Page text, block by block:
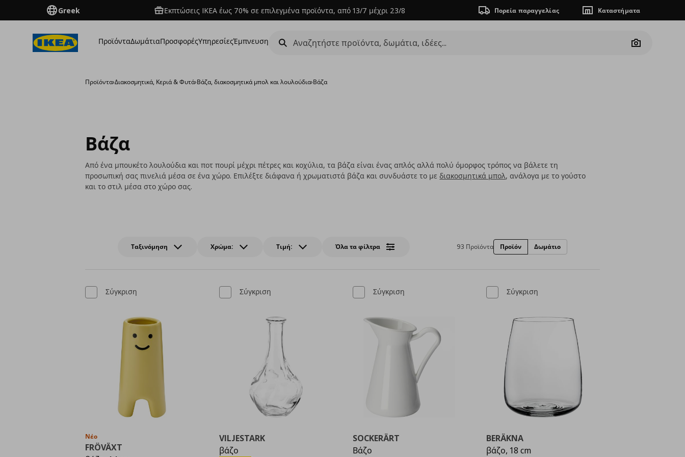
Greek Εκπτώσεις IKEA έως 70% σε επιλεγμένα προϊόντα, από 13/7 μέχρι 23/8 Πορεία παραγγελίας Καταστήματα
ΠροϊόνταΔωμάτιαΠροσφορέςΥπηρεσίεςΈμπνευση
Camera
Προϊόντα›Διακοσμητικά, Κεριά & Φυτά›Βάζα, διακοσμητικά μπολ και λουλούδια›Βάζα
Βάζα
Από ένα μπουκέτο λουλούδια και ποτ πουρί μέχρι πέτρες και κοχύλια, τα βάζα είναι ένας απλός αλλά πολύ όμορφος τρόπος να βάλετε τη
προσωπική σας πινελιά μέσα σε ένα χώρο. Επιλέξτε διάφανα ή χρωματιστά βάζα και συνδυάστε το με διακοσμητικά μπολ, ανάλογα με το γούστο
και το στιλ μέσα στο χώρο σας.
Ταξινόμηση Χρώμα: Τιμή: Όλα τα φίλτρα 93 Προϊόντα Προϊόν Δωμάτιο
Σύγκριση
Νέο
FRÖVÄXT
Σύγκριση
VILJESTARK
βάζο
Σύγκριση
SOCKERÄRT
Βάζο
Σύγκριση
BERÄKNA
βάζο, 18 cm